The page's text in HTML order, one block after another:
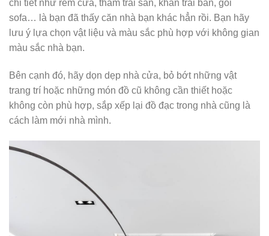
chi tiết như rèm cửa, thảm trải sàn, khăn trải bàn, gối
sofa… là bạn đã thấy căn nhà bạn khác hẳn rồi. Bạn hãy
lưu ý lựa chọn vật liệu và màu sắc phù hợp với không gian
màu sắc nhà bạn.
Bên cạnh đó, hãy dọn dẹp nhà cửa, bỏ bớt những vật
trang trí hoặc những món đồ cũ không cần thiết hoặc
không còn phù hợp, sắp xếp lại đồ đạc trong nhà cũng là
cách làm mới nhà mình.